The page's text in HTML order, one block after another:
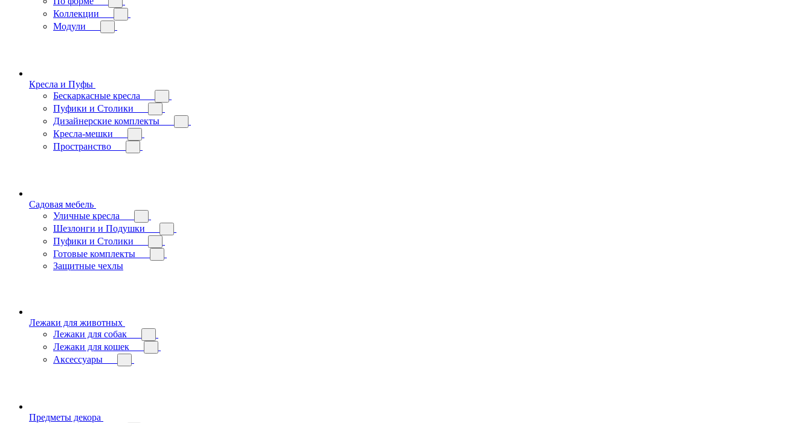
Коллекции
Модули
Кресла и Пуфы
Бескаркасные кресла
Пуфики и Столики
Дизайнерские комплекты
Кресла-мешки
Пространство
Садовая мебель
Уличные кресла
Шезлонги и Подушки
Пуфики и Столики
Готовые комплекты
Защитные чехлы
Лежаки для животных
Лежаки для собак
Лежаки для кошек
Аксессуары
Предметы декора